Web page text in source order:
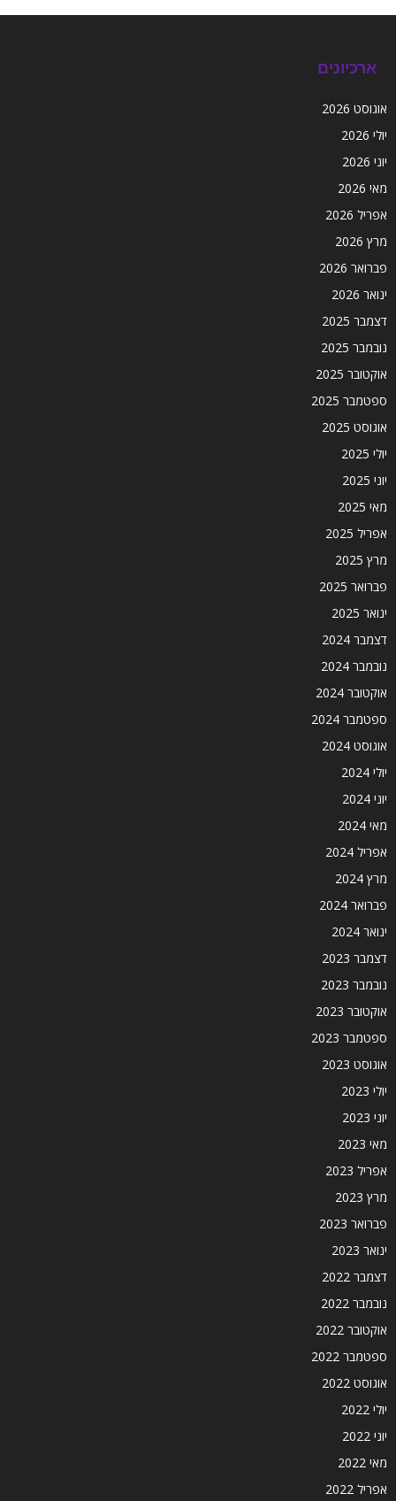
ארכיונים
אוגוסט 2026
יולי 2026
יוני 2026
מאי 2026
אפריל 2026
מרץ 2026
פברואר 2026
ינואר 2026
דצמבר 2025
נובמבר 2025
אוקטובר 2025
ספטמבר 2025
אוגוסט 2025
יולי 2025
יוני 2025
מאי 2025
אפריל 2025
מרץ 2025
פברואר 2025
ינואר 2025
דצמבר 2024
נובמבר 2024
אוקטובר 2024
ספטמבר 2024
אוגוסט 2024
יולי 2024
יוני 2024
מאי 2024
אפריל 2024
מרץ 2024
פברואר 2024
ינואר 2024
דצמבר 2023
נובמבר 2023
אוקטובר 2023
ספטמבר 2023
אוגוסט 2023
יולי 2023
יוני 2023
מאי 2023
אפריל 2023
מרץ 2023
פברואר 2023
ינואר 2023
דצמבר 2022
נובמבר 2022
אוקטובר 2022
ספטמבר 2022
אוגוסט 2022
יולי 2022
יוני 2022
מאי 2022
אפריל 2022